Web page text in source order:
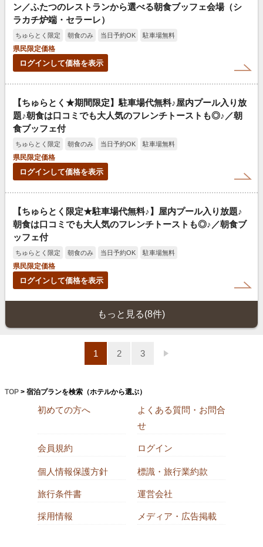
ン／ふたつのレストランから選べる朝食ブッフェ会場（シ
ラカチ炉端・セラーレ）
ちゅらとく限定 朝食のみ 当日予約OK
駐車場無料
県民限定価格
ログインして価格を表示
【ちゅらとく★期間限定】駐車場代無料♪屋内プール入り放
題♪朝食は口コミでも大人気のフレンチトーストも◎♪／朝
食ブッフェ付
ちゅらとく限定 朝食のみ 当日予約OK
駐車場無料
県民限定価格
ログインして価格を表示
【ちゅらとく限定★駐車場代無料♪】屋内プール入り放題♪
朝食は口コミでも大人気のフレンチトーストも◎♪／朝食ブ
ッフェ付
ちゅらとく限定 朝食のみ 当日予約OK
駐車場無料
県民限定価格
ログインして価格を表示
もっと見る(8件)
1 2 3
TOP > 宿泊プランを検索（ホテルから選ぶ）
初めての方へ
よくある質問・お問合
せ
会員規約 ログイン
個人情報保護方針 標識・旅行業約款
旅行条件書 運営会社
採用情報 メディア・広告掲載